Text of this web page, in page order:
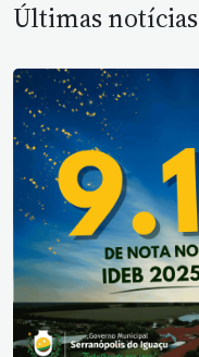
Últimas notícias